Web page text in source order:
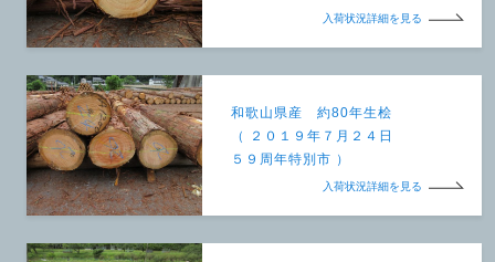
入荷状況詳細を見る
和歌山県産 約80年生桧
（ ２０１９年７月２４日
５９周年特別市 ）
入荷状況詳細を見る